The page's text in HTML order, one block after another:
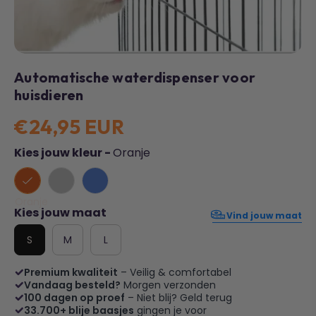
Automatische waterdispenser voor
huisdieren
€24,95 EUR
Kies jouw kleur -Oranje
Kies jouw maat Vind jouw maat
S M L
Premium kwaliteit – Veilig & comfortabel
Vandaag besteld? Morgen verzonden
100 dagen op proef – Niet blij? Geld terug
33.700+ blije baasjes gingen je voor